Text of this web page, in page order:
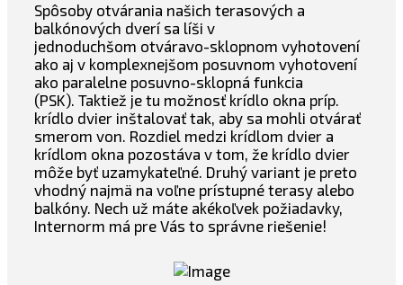
Spôsoby otvárania našich terasových a
balkónových dverí sa líši v
jednoduchšom otváravo-sklopnom vyhotovení
ako aj v komplexnejšom posuvnom vyhotovení
ako paralelne posuvno-sklopná funkcia
(PSK). Taktiež je tu možnosť krídlo okna príp.
krídlo dvier inštalovať tak, aby sa mohli otvárať
smerom von. Rozdiel medzi krídlom dvier a
krídlom okna pozostáva v tom, že krídlo dvier
môže byť uzamykateľné. Druhý variant je preto
vhodný najmä na voľne prístupné terasy alebo
balkóny. Nech už máte akékoľvek požiadavky,
Internorm má pre Vás to správne riešenie!